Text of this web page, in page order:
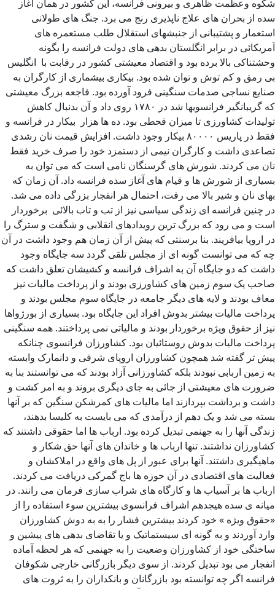
شکوه وعظمت ظاهری و بیرونی فرانسه، این کشور در همان آغاز
سده از بحران های علاج ناپذیری رنج می برد. جنگ های طولانی
استعمار و پشتیبانی از جنبشهای استقلال طلب مستعمره های
آمریکائی در برابر انگلستان بدهی های دولت فرانسه را بگونه
وحشتناکی بالا برده بود و اقتصاد معیشتی کشور در رقابت با انگلیس
بی رمق و کم توش و توان شده بود. بیکاری بیشماری از کارگران به
صنایع نساجی صدمات سنگینی فرود آورده بود. فاجعه بزرگ معیشتی
که گریبانگیر فرانسویها شد در ۱۷۸۰ روی داد و آن بدنبال کاهش
تولیدات کشاورزی تا میزان قحطی بود. ده ها هزار بیکار در فرانسه و
فقط در پاریس ۸۰۰۰۰ بیکار وجود داشت. افزایش قیمت نان رشدی
تصاعدی داشت و کارگران نیمی از دستمزد خود را صرف خرید فقط
نان می کردند. شورش های گرسنگان نامی است که می توان به
بسیاری از شورش ها و قیام های آغاز سده فرانسه داد. آن زمان که
بهای نان و شیر بالا می رفت، احتمال هر انفجار بزرگی داده می شد.
در چنین فرانسه ای زندگی سیاسی نیز از تب و تاب بالائی برخوردار
است و می رود که بزرگ ترین رویدادهای انقلابی و شگفت و سترگ را
در اروپا بیافریند. بنا برسنتی که پیش از آن زمان هم وجود داشت در آن
چه که می توانست گونه ای از مجلس تلقی گردد سه جایگاه وجود
داشت که دو جایگاه آن به اشراف فرانسه و کشیشان تعلق داشت که
صاحب یک سوم زمین های کشاورزی بودند و از پرداخت مالیات نیز
معاف بودند و لایه های دیگر جامعه در جایگاه سوم مجلس بودند و
پرداخت مالیات بیشتر بدوش افراد این جایگاه بود. بسیاری از بورژواها
نیز از حقوق ویژه برخوردار بودند و مالیاتی نمی پرداختند. همه سنگینی
پرداخت مالیات بدوش روستائیان بود. کشاورزان فرانسوی چنانکه
پیش تر گفته شد همچون کشاورزان اروپای شرقی و دانمارک وابسته
به زمین اربابی نبودند بلکه کشاورزانی آزاد بودند که می توانستند بنا به
ضرورت های معیشتی از جائی به جای دیگری بروند و به امر کشت و
داشت و برداشت بپردازند اما مالیات های کمرشکن سنگین که بر آنها
بسته می شد و یک دهم از درآمدی که می بایست به کلیسا بدهند،
زندگی آنها را به جهنمی تبدیل کرده بود. ارباب ها اما حقوقی داشتند که
کشاورزان نداشتند. تنها ارباب ها و خاندان های آنها حق شکار و
ماهیگیری داشتند. آنها برای عبور از پل های واقع در املاکشان و
فعالیت های اقتصادی در آن حوزه ها باج گمرکی دریافت می کردند.
ارباب ها بر آسیاب ها و کارگاه های شراب سازی فرمان می رانند. در
میانه ی سده هیجدهم اشراف فرانسوی بیشترین سوء استفاده را از
َ«حقوق ویژه » خود کردند بیشترین فشار را به به دوش کشاورزان
وارد آوردند و به گونه ای سیستماتیک و یا تقاضای بدهی های پیشین و
ساختگی خود از کشاورزان وضعیت را به جهنمی که هر لحظه آماده
انفجار می بود تبدیل کردند. از سوی دیگر بازرگانی خارجی شکوفان
فرانسه اگر چه توانسته بود بازرگانان و بانکداران را به ثروت های